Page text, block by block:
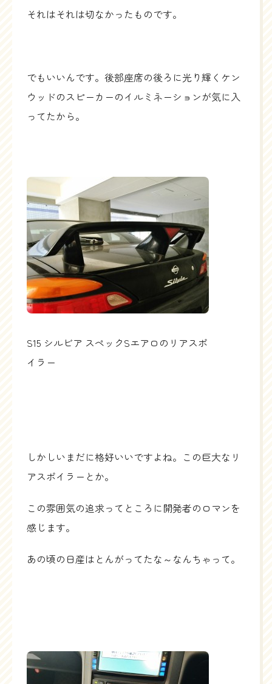
それはそれは切なかったものです。
でもいいんです。後部座席の後ろに光り輝くケン
ウッドのスピーカーのイルミネーションが気に入
ってたから。
S15 シルビア スペックSエアロのリアスポ
イラー
しかしいまだに格好いいですよね。この巨大なリ
アスポイラーとか。
この雰囲気の追求ってところに開発者のロマンを
感じます。
あの頃の日産はとんがってたな～なんちゃって。